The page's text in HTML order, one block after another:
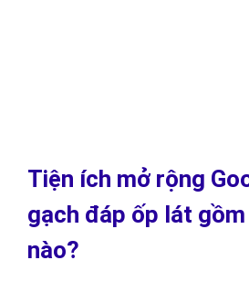
Tiện ích mở rộng
gạch đáp ốp lát
nào?